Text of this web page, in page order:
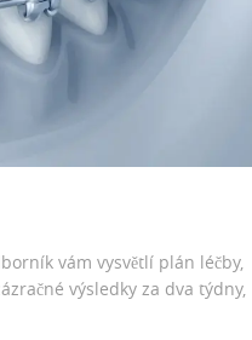
vám vysvětlí plán léčby,
výsledky za dva týdny,